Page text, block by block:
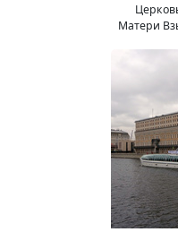
Матери